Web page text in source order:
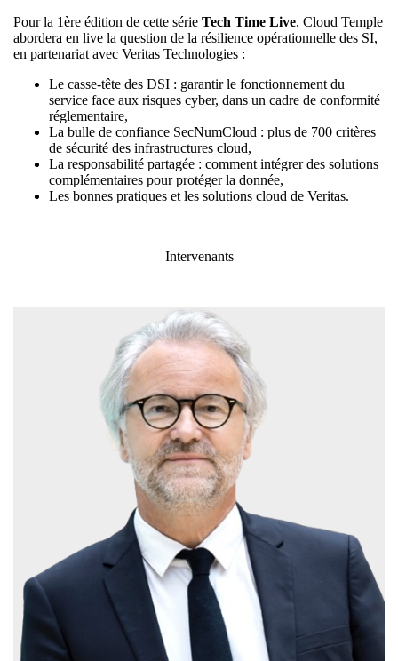
Pour la 1ère édition de cette série Tech Time Live, Cloud Temple
abordera en live la question de la résilience opérationnelle des SI,
en partenariat avec Veritas Technologies :
Le casse-tête des DSI : garantir le fonctionnement du
service face aux risques cyber, dans un cadre de conformité
réglementaire,
La bulle de confiance SecNumCloud : plus de 700 critères
de sécurité des infrastructures cloud,
La responsabilité partagée : comment intégrer des solutions
complémentaires pour protéger la donnée,
Les bonnes pratiques et les solutions cloud de Veritas.
Intervenants